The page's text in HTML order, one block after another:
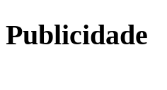
Publicidade